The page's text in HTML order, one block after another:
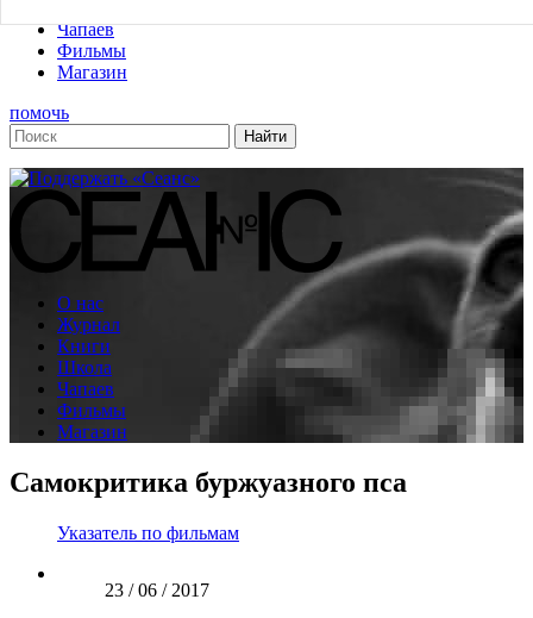
Чапаев
Фильмы
Магазин
помочь
О нас
Журнал
Книги
Школа
Чапаев
Фильмы
Магазин
Самокритика буржуазного пса
Указатель по фильмам
23 / 06 / 2017